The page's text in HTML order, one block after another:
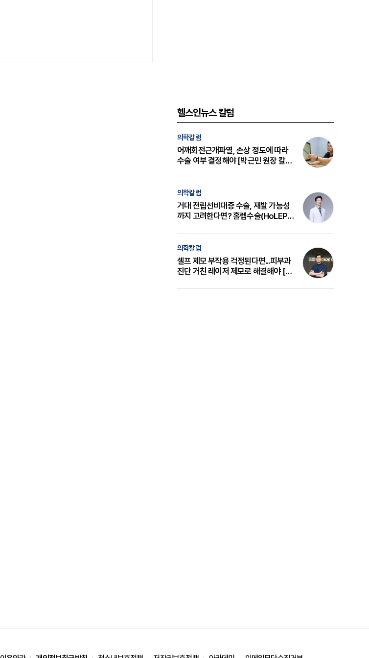
헬스인뉴스 칼럼
의학칼럼
어깨회전근개파열, 손상 정도에 따라
수술 여부 결정해야 [박근민 원장 칼
의학칼럼
거대 전립선비대증 수술, 재발 가능성
까지 고려한다면? 홀렙수술(HoLEP)
의학칼럼
셀프 제모 부작용 걱정된다면...피부과
진단 거친 레이저 제모로 해결해야 [변